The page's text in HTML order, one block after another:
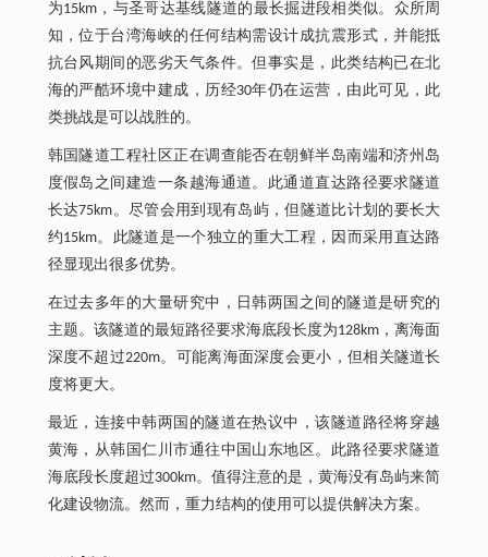
为15km，与圣哥达基线隧道的最长掘进段相类似。众所周
知，位于台湾海峡的任何结构需设计成抗震形式，并能抵
抗台风期间的恶劣天气条件。但事实是，此类结构已在北
海的严酷环境中建成，历经30年仍在运营，由此可见，此
类挑战是可以战胜的。
韩国隧道工程社区正在调查能否在朝鲜半岛南端和济州岛
度假岛之间建造一条越海通道。此通道直达路径要求隧道
长达75km。尽管会用到现有岛屿，但隧道比计划的要长大
约15km。此隧道是一个独立的重大工程，因而采用直达路
径显现出很多优势。
在过去多年的大量研究中，日韩两国之间的隧道是研究的
主题。该隧道的最短路径要求海底段长度为128km，离海面
深度不超过220m。可能离海面深度会更小，但相关隧道长
度将更大。
最近，连接中韩两国的隧道在热议中，该隧道路径将穿越
黄海，从韩国仁川市通往中国山东地区。此路径要求隧道
海底段长度超过300km。值得注意的是，黄海没有岛屿来简
化建设物流。然而，重力结构的使用可以提供解决方案。